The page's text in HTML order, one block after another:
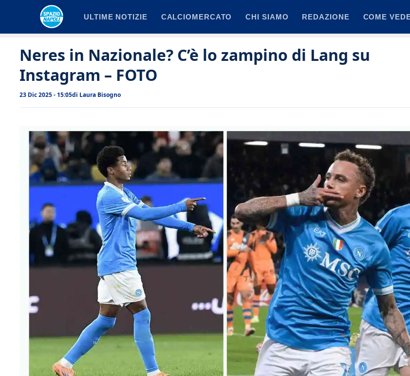
ULTIME NOTIZIE CALCIOMERCATO CHI SIAMO REDAZIONE COME
Neres in Nazionale? C’è lo zampino di Lang su
Instagram – FOTO
23 Dic 2025 - 15:05di Laura Bisogno